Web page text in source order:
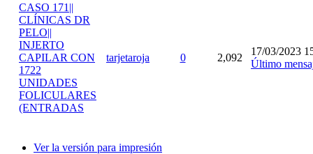
CASO 171||
CLÍNICAS DR
PELO||
INJERTO
CAPILAR CON
1722
UNIDADES
FOLICULARES
(ENTRADAS
tarjetaroja 0 2,092
17/03/2023
Último
Ver la versión para impresión